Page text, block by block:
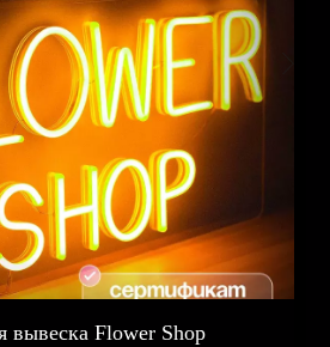
вывеска Flower Shop